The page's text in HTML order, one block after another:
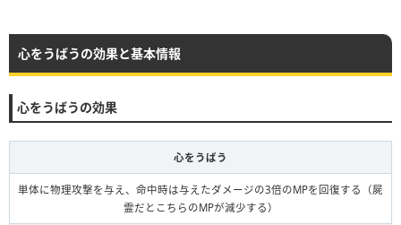
心をうばうの効果と基本情報
心をうばうの効果
心をうばう
単体に物理攻撃を与え、命中時は与えたダメージの3倍のMPを回復する（屍
霊だとこちらのMPが減少する）